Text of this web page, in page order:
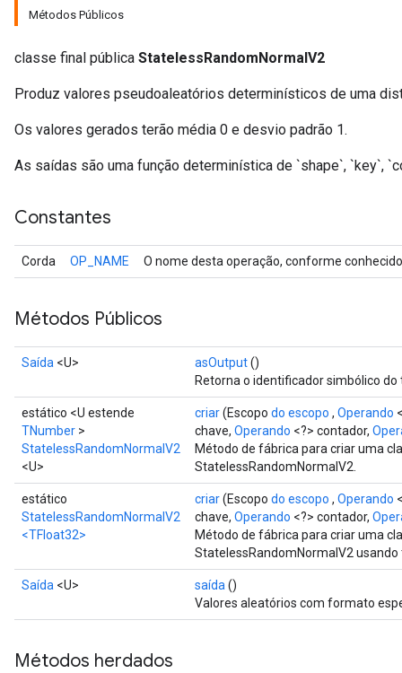
Métodos Públicos
classe final pública StatelessRandomNormalV2
Produz valores pseudoaleatórios determinísticos de uma
Os valores gerados terão média 0 e desvio padrão 1.
As saídas são uma função determinística de `shape`, `key`,
Constantes
Corda OP_NAME O nome desta operação, conforme
Métodos Públicos
Saída <U> asOutput()
Retorna o identificador simbólico do
estático <U estende
TNumber >
StatelessRandomNormalV2
<U>
criar(Escopo do escopo , Operando
chave, Operando <?> contador,
Método de fábrica para criar uma
StatelessRandomNormalV2.
estático
StatelessRandomNormalV2
<TFloat32>
criar(Escopo do escopo , Operando
chave, Operando <?> contador,
Método de fábrica para criar uma
StatelessRandomNormalV2 usando
Saída <U> saída ()
Valores aleatórios com formato
Métodos herdados